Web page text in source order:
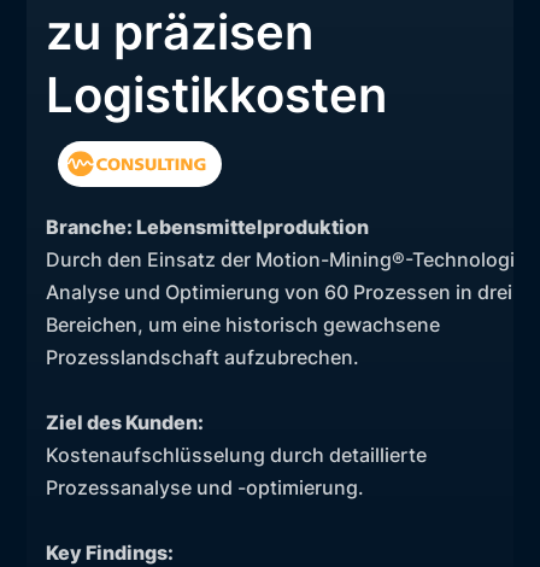
zu präzisen
Logistikkosten
Branche: Lebensmittelproduktion
Durch den Einsatz der Motion-Mining®-Technologie:
Analyse und Optimierung von 60 Prozessen in drei
Bereichen, um eine historisch gewachsene
Prozesslandschaft aufzubrechen.
Ziel des Kunden:
Kostenaufschlüsselung durch detaillierte
Prozessanalyse und -optimierung.
Key Findings: